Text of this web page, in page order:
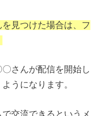
見つけた場合は、フ
さんが配信を開始し
うになります。